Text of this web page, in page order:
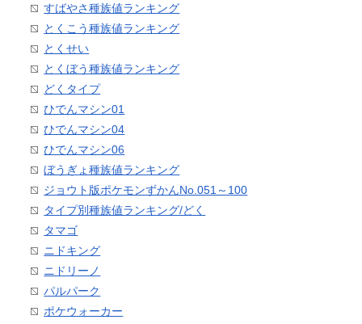
すばやさ種族値ランキング
とくこう種族値ランキング
とくせい
とくぼう種族値ランキング
どくタイプ
ひでんマシン01
ひでんマシン04
ひでんマシン06
ぼうぎょ種族値ランキング
ジョウト版ポケモンずかんNo.051～100
タイプ別種族値ランキング/どく
タマゴ
ニドキング
ニドリーノ
パルパーク
ポケウォーカー